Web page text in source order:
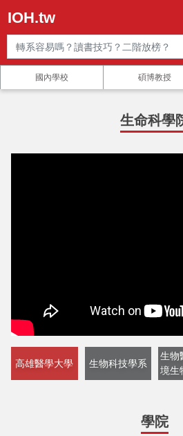
IOH.tw
國內學校 碩博教授
生命科學
高雄醫學大學 生物科技學系
生物
境生
學院